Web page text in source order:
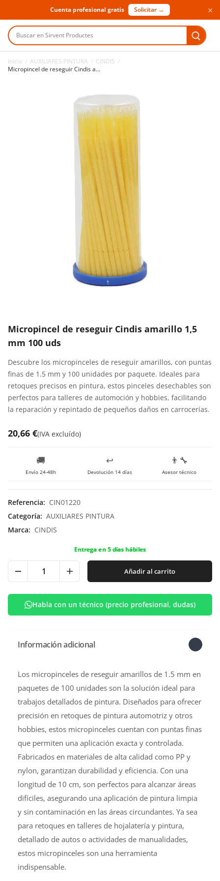
Cuenta profesional gratis Solicitar → ×
Buscar en Sirvent Productes
Inicio AUXILIARES PINTURA CINDIS
Micropincel de reseguir Cindis amarillo 1,5 mm 100 uds
Micropincel de reseguir Cindis amarillo 1,5
mm 100 uds
Descubre los micropinceles de reseguir amarillos, con puntas
finas de 1.5 mm y 100 unidades por paquete. Ideales para
retoques precisos en pintura, estos pinceles desechables son
perfectos para talleres de automoción y hobbies, facilitando
la reparación y repintado de pequeños daños en carrocerías.
20,66 €(IVA excluído)
🚚
Envío 24-48h
↩️
Devolución 14 días
👨‍🔧
Asesor técnico
Referencia: CIN01220
Categoría: AUXILIARES PINTURA
Marca: CINDIS
Entrega en 5 días hábiles
Añadir al carrito
Habla con un técnico (precio profesional, dudas)
Información adicional
Los micropinceles de reseguir amarillos de 1.5 mm en
paquetes de 100 unidades son la solución ideal para
trabajos detallados de pintura. Diseñados para ofrecer
precisión en retoques de pintura automotriz y otros
hobbies, estos micropinceles cuentan con puntas finas
que permiten una aplicación exacta y controlada.
Fabricados en materiales de alta calidad como PP y
nylon, garantizan durabilidad y eficiencia. Con una
longitud de 10 cm, son perfectos para alcanzar áreas
difíciles, asegurando una aplicación de pintura limpia
y sin contaminación en las áreas circundantes. Ya sea
para retoques en talleres de hojalatería y pintura,
detallado de autos o actividades de manualidades,
estos micropinceles son una herramienta
indispensable.